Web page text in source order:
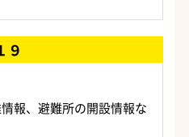
９
報、避難所の開設情報な